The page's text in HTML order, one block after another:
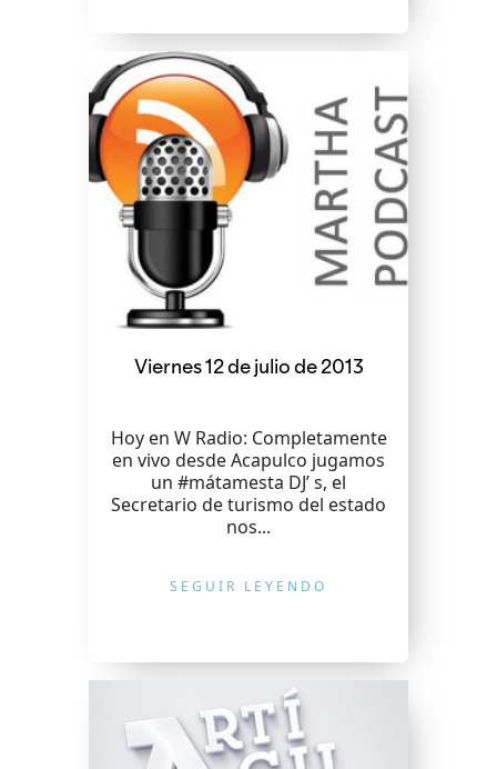
Viernes 12 de julio de 2013
Hoy en W Radio: Completamente
en vivo desde Acapulco jugamos
un #mátamesta DJ’ s, el
Secretario de turismo del estado
nos...
SEGUIR LEYENDO